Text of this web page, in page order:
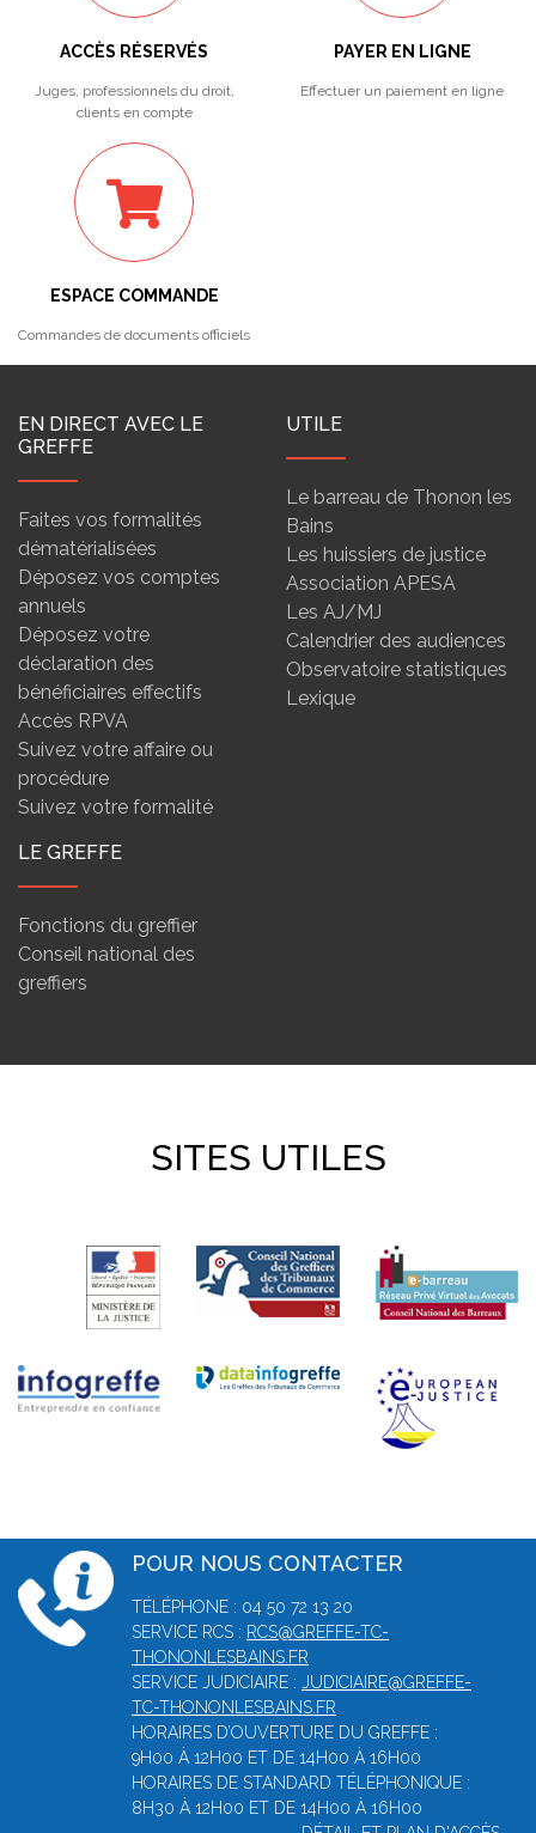
ACCÈS RÉSERVÉS
Juges, professionnels du droit,
clients en compte
PAYER EN LIGNE
Effectuer un paiement en ligne
ESPACE COMMANDE
Commandes de documents officiels
EN DIRECT AVEC LE
GREFFE
Faites vos formalités
dématérialisées
Déposez vos comptes
annuels
Déposez votre
déclaration des
bénéficiaires effectifs
Accès RPVA
Suivez votre affaire ou
procédure
Suivez votre formalité
UTILE
Le barreau de Thonon les
Bains
Les huissiers de justice
Association APESA
Les AJ/MJ
Calendrier des audiences
Observatoire statistiques
Lexique
LE GREFFE
Fonctions du greffier
Conseil national des
greffiers
SITES UTILES
POUR NOUS CONTACTER
TÉLÉPHONE : 04 50 72 13 20
SERVICE RCS : RCS@GREFFE-TC-
THONONLESBAINS.FR
SERVICE JUDICIAIRE : JUDICIAIRE@GREFFE-
TC-THONONLESBAINS.FR
HORAIRES D’OUVERTURE DU GREFFE :
9H00 À 12H00 ET DE 14H00 À 16H00
HORAIRES DE STANDARD TÉLÉPHONIQUE :
8H30 À 12H00 ET DE 14H00 À 16H00